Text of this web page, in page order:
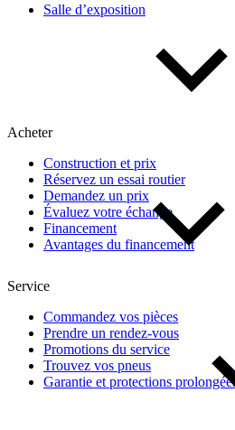
Salle d’exposition
Acheter
Construction et prix
Réservez un essai routier
Demandez un prix
Évaluez votre échange
Financement
Avantages du financement
Service
Commandez vos pièces
Prendre un rendez-vous
Promotions du service
Trouvez vos pneus
Garantie et protections prolongées